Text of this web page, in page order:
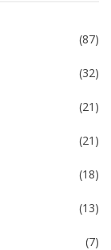
(87)
(32)
(21)
(21)
(18)
(13)
(7)